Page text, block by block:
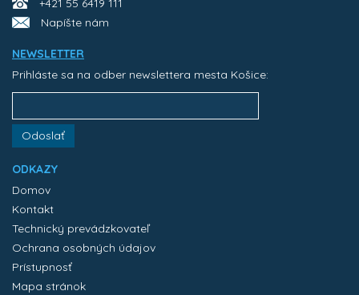
+421 55 6419 111
Napíšte nám
NEWSLETTER
Prihláste sa na odber newslettera mesta Košice:
Odoslať
ODKAZY
Domov
Kontakt
Technický prevádzkovateľ
Ochrana osobných údajov
Prístupnosť
Mapa stránok